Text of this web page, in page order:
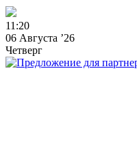
11 :20
06 Августа ’26
Четверг